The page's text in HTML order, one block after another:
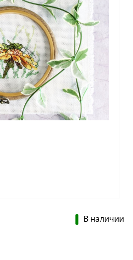
В наличии